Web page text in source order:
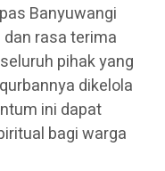
Banyuwangi
rasa terima
pihak yang
dikelola
ini dapat
bagi warga